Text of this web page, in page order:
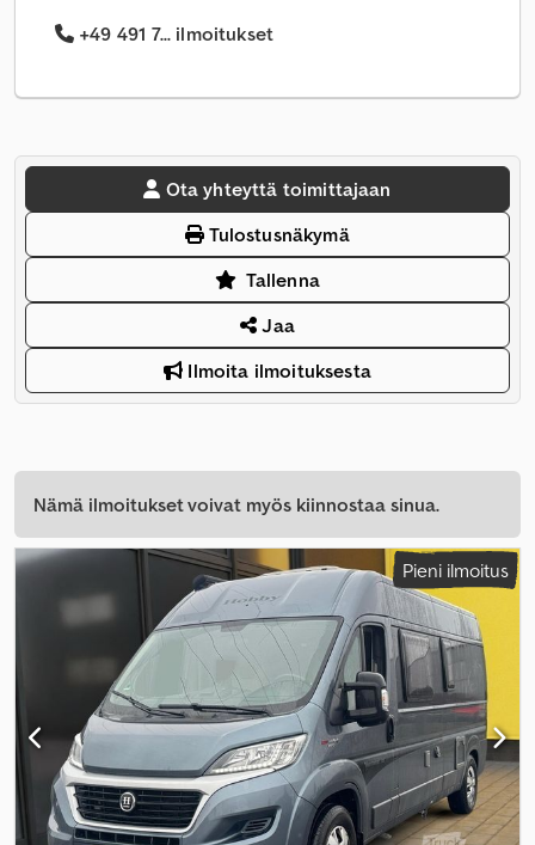
+49 491 7... ilmoitukset
Ota yhteyttä toimittajaan
Tulostusnäkymä
Tallenna
Jaa
Ilmoita ilmoituksesta
Nämä ilmoitukset voivat myös kiinnostaa sinua.
Pieni ilmoitus